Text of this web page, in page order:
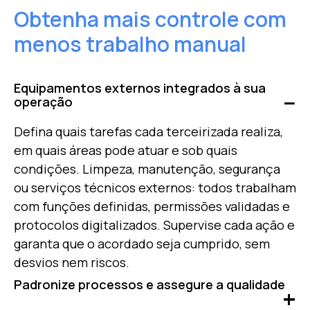
Obtenha mais controle com
menos trabalho manual
Equipamentos externos integrados à sua
operação
Defina quais tarefas cada terceirizada realiza,
em quais áreas pode atuar e sob quais
condições. Limpeza, manutenção, segurança
ou serviços técnicos externos: todos trabalham
com funções definidas, permissões validadas e
protocolos digitalizados. Supervise cada ação e
garanta que o acordado seja cumprido, sem
desvios nem riscos.
Padronize processos e assegure a qualidade